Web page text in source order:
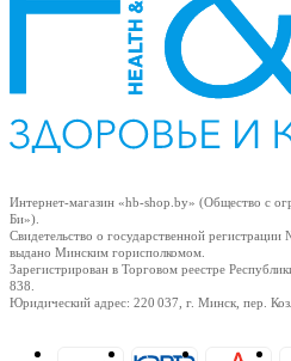
Интернет-магазин «hb-shop.by» (Общество с
Би»).
Свидетельство о государственной
выдано Минским горисполкомом.
Зарегистрирован в Торговом реестре
838.
Юридический адрес: 220 037, г. Минск, пер.